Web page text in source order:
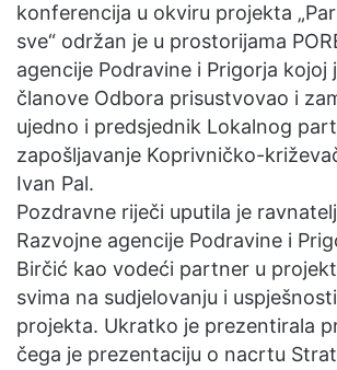
e
m
a
i
konferencija u okviru projekta
sve“ održan je u prostorijama
agencije Podravine i Prigorja kojoj
članove Odbora prisustvovao i
ujedno i predsjednik Lokalnog
zapošljavanje Koprivničko-
Ivan Pal.
Pozdravne riječi uputila je
Razvojne agencije Podravine i
Birčić kao vodeći partner u
svima na sudjelovanju i
projekta. Ukratko je prezentirala
čega je prezentaciju o nacrtu